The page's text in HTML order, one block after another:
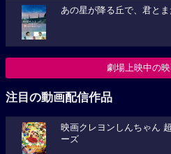
あの星が降る丘で、君とま
劇場上映中の
注目の動画配信作品
映画クレヨンしんちゃん
ーズ